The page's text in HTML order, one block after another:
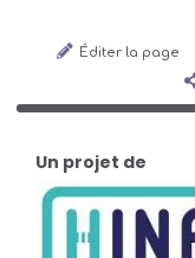
Éditer la page
Un projet de